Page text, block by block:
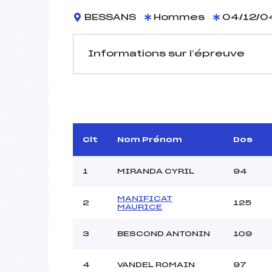
BESSANS Hommes 04/12/
Informations sur l’épreuve
D.T Adjoint :
Dir. Epreuve :
Pénalité appliquée :
Clt Nom Prénom Dos
1 MIRANDA CYRIL 94
2
MANIFICAT
MAURICE
125
3 BESCOND ANTONIN 109
4 VANDEL ROMAIN 97